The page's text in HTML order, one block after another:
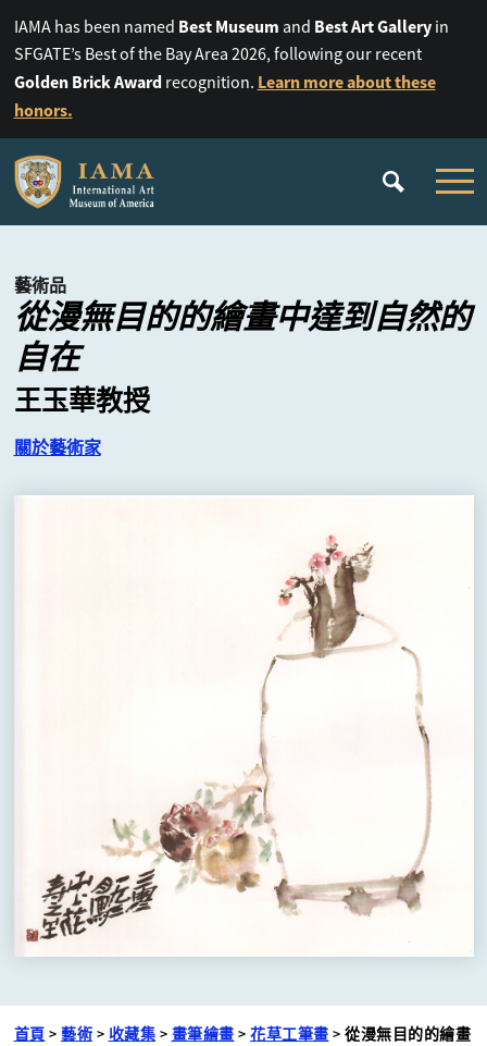
IAMA has been named Best Museum and Best Art Galleryin
SFGATE’s Best of the Bay Area 2026, following our recent
Golden Brick Awardrecognition. Learn more about these
honors.
藝術品
從漫無目的的繪畫中達到自然的
自在
王玉華教授
關於藝術家
首頁 > 藝術 > 收藏集 > 畫筆繪畫 > 花草工筆畫 > 從漫無目的的繪畫